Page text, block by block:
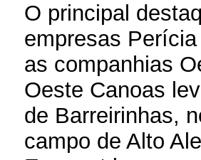
O principal
empresas
as companhias
Oeste Canoas
de Barreirinhas,
campo de Alto